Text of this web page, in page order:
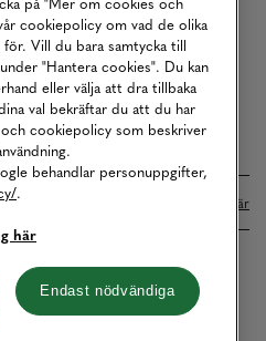
i samarbete med Klarna. Läs mer här
cookiepolicy om vad de olika
för. Vill du bara samtycka till
"Hantera cookies". Du kan
eller välja att dra tillbaka
val bekräftar du att du har
cookiepolicy som beskriver
behandlar personuppgifter,
.
här
Endast nödvändiga